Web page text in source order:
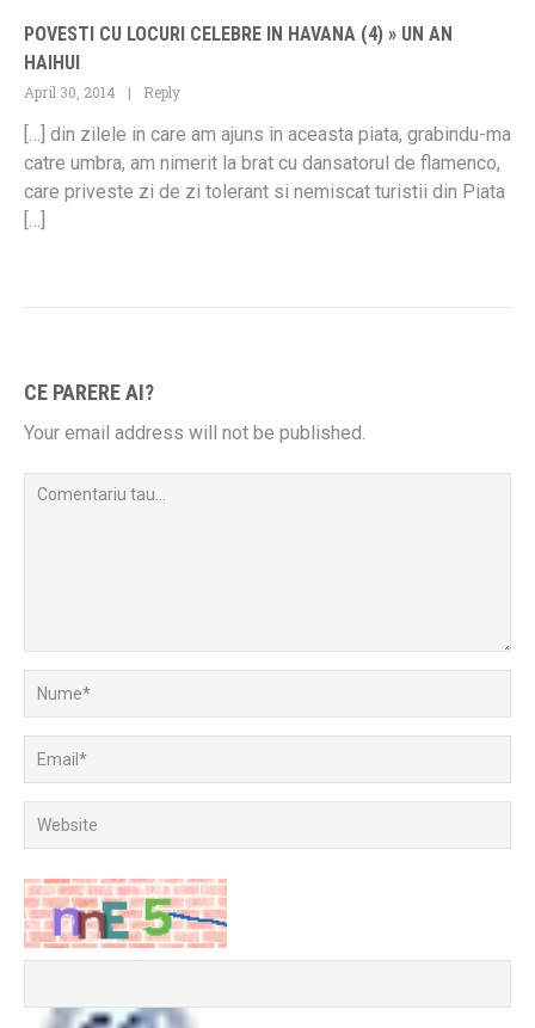
POVESTI CU LOCURI CELEBRE IN HAVANA (4) » UN AN
HAIHUI
April 30, 2014 Reply
[…] din zilele in care am ajuns in aceasta piata, grabindu-ma
catre umbra, am nimerit la brat cu dansatorul de flamenco,
care priveste zi de zi tolerant si nemiscat turistii din Piata
[…]
CE PARERE AI?
Your email address will not be published.